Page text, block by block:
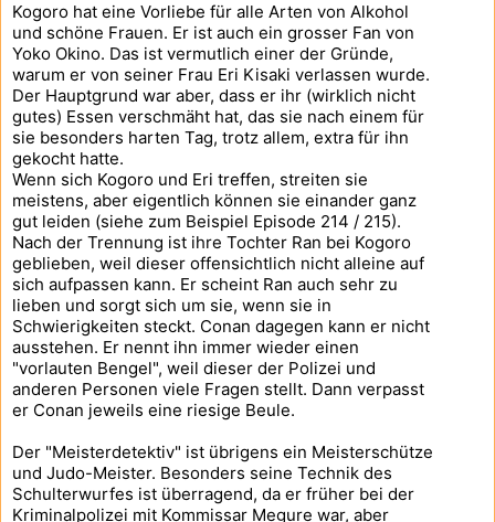
Kogoro hat eine Vorliebe für alle Arten von Alkohol
und schöne Frauen. Er ist auch ein grosser Fan von
Yoko Okino. Das ist vermutlich einer der Gründe,
warum er von seiner Frau Eri Kisaki verlassen wurde.
Der Hauptgrund war aber, dass er ihr (wirklich nicht
gutes) Essen verschmäht hat, das sie nach einem für
sie besonders harten Tag, trotz allem, extra für ihn
gekocht hatte.
Wenn sich Kogoro und Eri treffen, streiten sie
meistens, aber eigentlich können sie einander ganz
gut leiden (siehe zum Beispiel Episode 214 / 215).
Nach der Trennung ist ihre Tochter Ran bei Kogoro
geblieben, weil dieser offensichtlich nicht alleine auf
sich aufpassen kann. Er scheint Ran auch sehr zu
lieben und sorgt sich um sie, wenn sie in
Schwierigkeiten steckt. Conan dagegen kann er nicht
ausstehen. Er nennt ihn immer wieder einen
"vorlauten Bengel", weil dieser der Polizei und
anderen Personen viele Fragen stellt. Dann verpasst
er Conan jeweils eine riesige Beule.
Der "Meisterdetektiv" ist übrigens ein Meisterschütze
und Judo-Meister. Besonders seine Technik des
Schulterwurfes ist überragend, da er früher bei der
Kriminalpolizei mit Kommissar Megure war, aber